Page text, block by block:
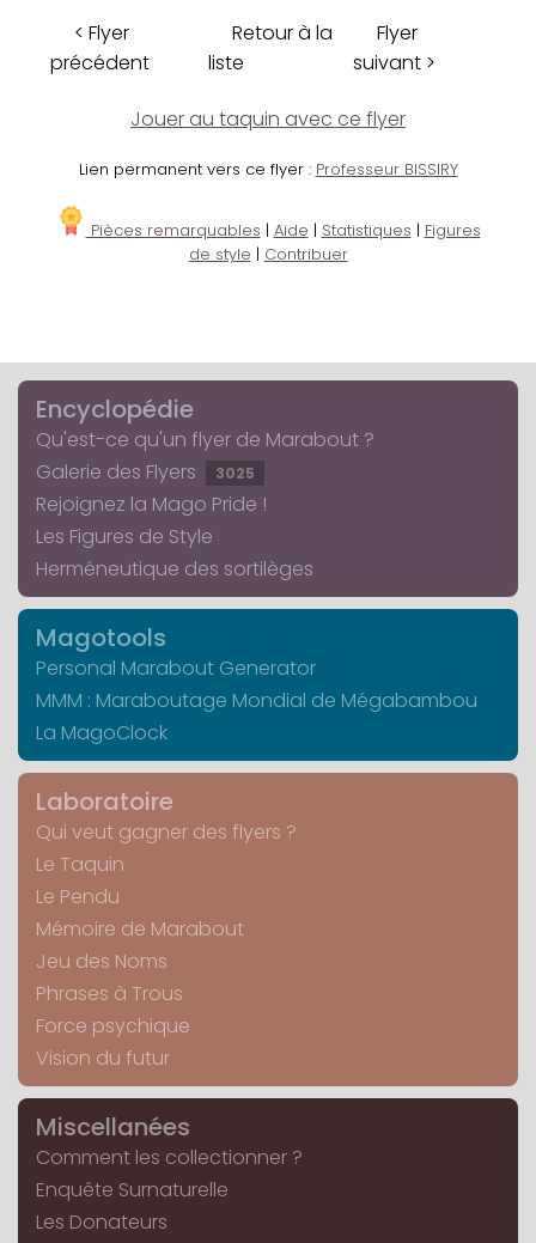
< Flyer
précédent
Retour à la
liste
Flyer
suivant >
Jouer au taquin avec ce flyer
Lien permanent vers ce flyer : Professeur BISSIRY
Pièces remarquables | Aide | Statistiques | Figures
de style | Contribuer
Encyclopédie
Qu'est-ce qu'un flyer de Marabout ?
Galerie des Flyers
3025
Rejoignez la Mago Pride !
Les Figures de Style
Herméneutique des sortilèges
Magotools
Personal Marabout Generator
MMM : Maraboutage Mondial de Mégabambou
La MagoClock
Laboratoire
Qui veut gagner des flyers ?
Le Taquin
Le Pendu
Mémoire de Marabout
Jeu des Noms
Phrases à Trous
Force psychique
Vision du futur
Miscellanées
Comment les collectionner ?
Enquête Surnaturelle
Les Donateurs